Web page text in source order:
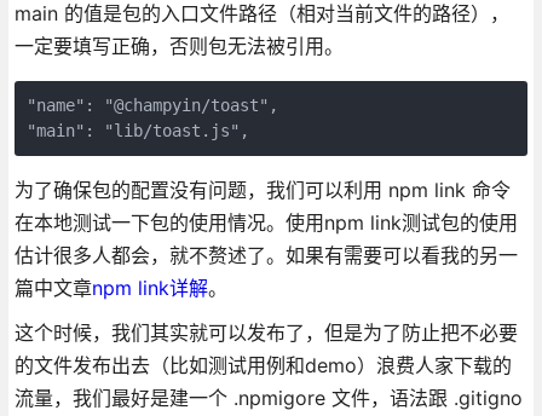
main 的值是包的入口文件路径（相对当前文件的路径），
一定要填写正确，否则包无法被引用。
"name": "@champyin/toast",
"main": "lib/toast.js",
为了确保包的配置没有问题，我们可以利用 npm link 命令
在本地测试一下包的使用情况。使用npm link测试包的使用
估计很多人都会，就不赘述了。如果有需要可以看我的另一
篇中文章npm link详解。
这个时候，我们其实就可以发布了，但是为了防止把不必要
的文件发布出去（比如测试用例和demo）浪费人家下载的
流量，我们最好是建一个 .npmigore 文件，语法跟 .gitigno